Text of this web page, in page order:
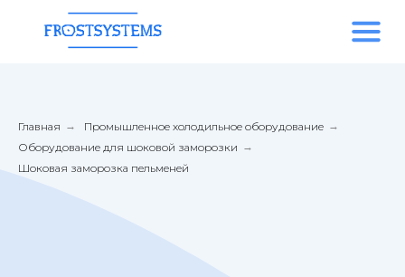
Главная → Промышленное холодильное оборудование →
Оборудование для шоковой заморозки →
Шоковая заморозка пельменей